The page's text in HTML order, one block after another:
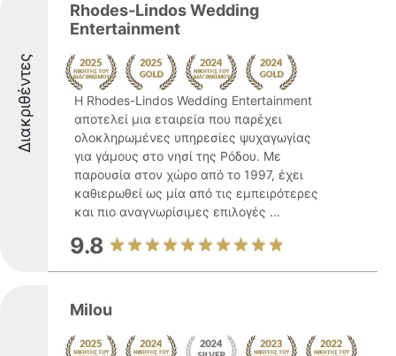
Διακριθέντες
Rhodes-Lindos Wedding
Entertainment
Η Rhodes-Lindos Wedding Entertainment
αποτελεί μια εταιρεία που παρέχει
ολοκληρωμένες υπηρεσίες ψυχαγωγίας
για γάμους στο νησί της Ρόδου. Με
παρουσία στον χώρο από το 1997, έχει
καθιερωθεί ως μία από τις εμπειρότερες
και πιο αναγνωρίσιμες επιλογές ...
9.8
Milou